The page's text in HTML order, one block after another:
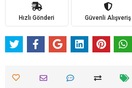
Hızlı Gönderi Güvenli Alışveriş